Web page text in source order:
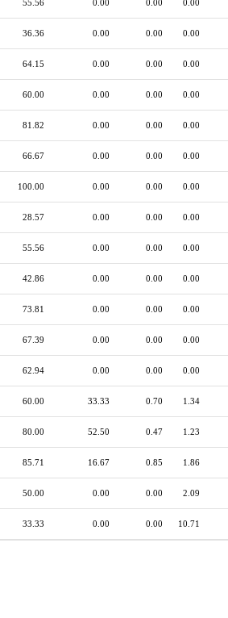
55.56 0.00 0.00 0.00
36.36 0.00 0.00 0.00
64.15 0.00 0.00 0.00
60.00 0.00 0.00 0.00
81.82 0.00 0.00 0.00
66.67 0.00 0.00 0.00
100.00 0.00 0.00 0.00
28.57 0.00 0.00 0.00
55.56 0.00 0.00 0.00
42.86 0.00 0.00 0.00
73.81 0.00 0.00 0.00
67.39 0.00 0.00 0.00
62.94 0.00 0.00 0.00
60.00 33.33 0.70 1.34
80.00 52.50 0.47 1.23
85.71 16.67 0.85 1.86
50.00 0.00 0.00 2.09
33.33 0.00 0.00 10.71